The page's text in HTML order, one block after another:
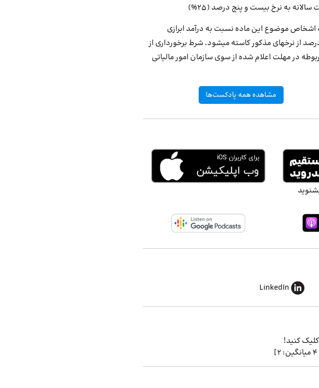
مشمول مالیات اشخاص موضوع این ماده نسبت به درآمد ابرازی
از نرخهای مذکور کاسته میشود. شرط برخورداری از
در مهلت اعلام شده از سوی سازمان امور مالیاتی
مشاهده همه پادکست‌ها
LinkedIn
کلیک کنید!
4میانگین: 2
]